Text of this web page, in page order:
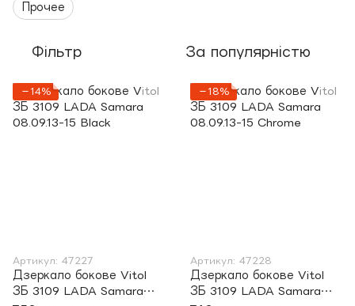
Прочее
Фільтр За популярністю
−14%
Артикул: 47227
Дзеркало бокове Vitol
ЗБ 3109 LADA Samara
−18%
Артикул: 47228
Дзеркало бокове Vitol
ЗБ 3109 LADA Samara